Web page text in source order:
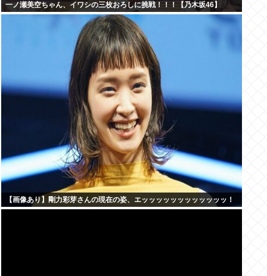
一ノ瀬美空ちゃん、イワシの三枚おろしに挑戦！！！【乃木坂46】
【画像あり】剛力彩芽さんの現在の姿、エッッッッッッッッッッッッ！